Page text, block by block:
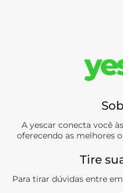
A yescar conecta você
oferecendo as melhores
Tire
Para tirar dúvidas entre